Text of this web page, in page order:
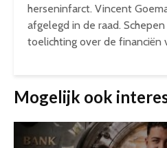
herseninfarct. Vincent
afgelegd in de raad.
toelichting over de financiën
Mogelijk ook